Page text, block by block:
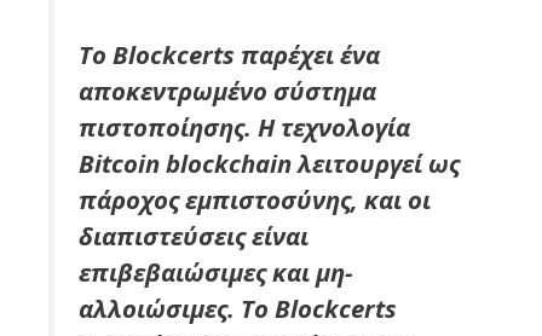
Το Blockcerts παρέχει ένα
αποκεντρωμένο σύστημα
πιστοποίησης. Η τεχνολογία
Bitcoin blockchain λειτουργεί ως
πάροχος εμπιστοσύνης, και οι
διαπιστεύσεις είναι
επιβεβαιώσιμες και μη-
αλλοιώσιμες. Το Blockcerts